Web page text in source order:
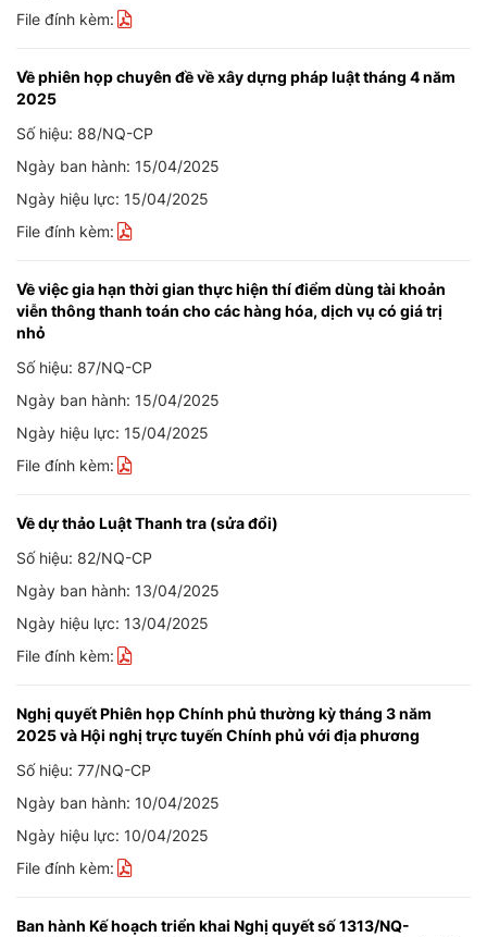
File đính kèm:
Về phiên họp chuyên đề về xây dựng pháp luật tháng 4 năm
2025
Số hiệu: 88/NQ-CP
Ngày ban hành: 15/04/2025
Ngày hiệu lực: 15/04/2025
File đính kèm:
Về việc gia hạn thời gian thực hiện thí điểm dùng tài khoản
viễn thông thanh toán cho các hàng hóa, dịch vụ có giá trị
nhỏ
Số hiệu: 87/NQ-CP
Ngày ban hành: 15/04/2025
Ngày hiệu lực: 15/04/2025
File đính kèm:
Về dự thảo Luật Thanh tra (sửa đổi)
Số hiệu: 82/NQ-CP
Ngày ban hành: 13/04/2025
Ngày hiệu lực: 13/04/2025
File đính kèm:
Nghị quyết Phiên họp Chính phủ thường kỳ tháng 3 năm
2025 và Hội nghị trực tuyến Chính phủ với địa phương
Số hiệu: 77/NQ-CP
Ngày ban hành: 10/04/2025
Ngày hiệu lực: 10/04/2025
File đính kèm:
Ban hành Kế hoạch triển khai Nghị quyết số 1313/NQ-